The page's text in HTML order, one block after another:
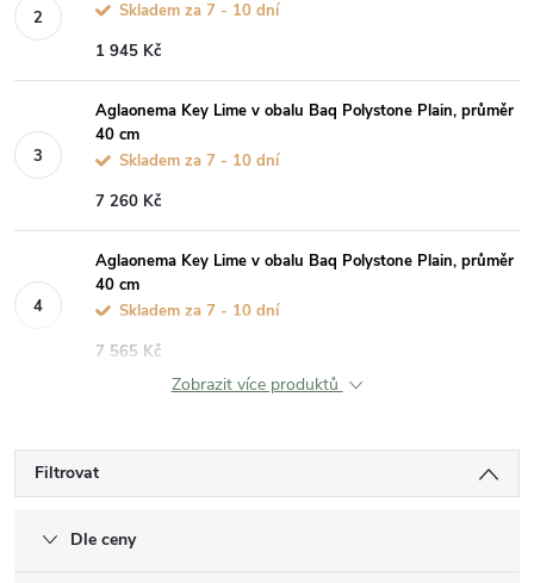
Skladem za 7 - 10 dní
1 945 Kč
Aglaonema Key Lime v obalu Baq Polystone Plain, průměr
40 cm
Skladem za 7 - 10 dní
7 260 Kč
Aglaonema Key Lime v obalu Baq Polystone Plain, průměr
40 cm
Skladem za 7 - 10 dní
7 565 Kč
Zobrazit více produktů
Filtrovat
Dle ceny